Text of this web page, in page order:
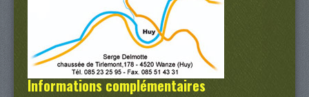
Informations complémentaires